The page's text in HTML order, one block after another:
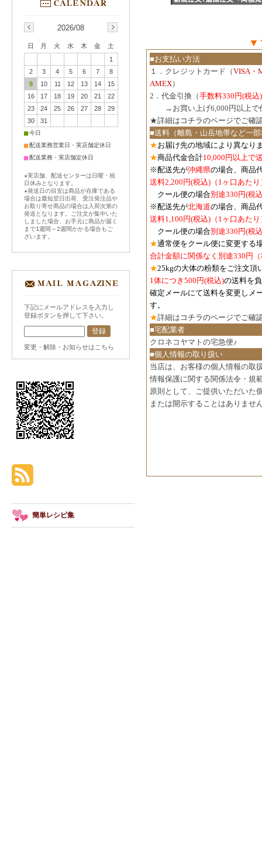
▼
■お支払い方法
１．クレジットカード（VISA・
AMEX）
2．代金引換（手数料330円(税込)
→お買い上げ6,000円以上で
★詳細は コチラのページでご確
■送料（離島・山岳地帯など一
★お届け先の地域により異なり
★商品代金合計10,000円以上で
※配送先が沖縄県の場合、商品
送料2,200円(税込)（1ヶ口あたり
クール便の場合別途330円(税
※配送先が北海道の場合、商品
送料1,100円(税込) （1ヶ口あた
クール便の場合別途330円(税
★通常便をクール便に変更する
合計金額に関係なく別途330円
★25kgの大体の粉類をご注文頂
1体につき500円(税込)の送料を
確定メールにて送料を変更しメ
す。
★詳細は コチラのページでご確
■宅配業者
クロネコヤマトの宅急便♪
■個人情報の取り扱い
当店は、お客様の個人情報の取
情報保護に関する関係法令・規
原則として、ご提供いただいた
または開示することはありませ
2026/08
日 月 火 水 木 金
土
1
2
3 4 5 6 7
8
9
10 11 12 13 14
15
16
17 18 19 20 21
22
23
24 25 26 27 28
29
30
31
■今日
■配送業務営業日・実店舗定休日
■配送業務・実店舗定休日
★実店舗、配送センターは日曜・祝
日休みとなります。
★発送日の目安は商品が在庫である
場合は最短翌日出荷、受注発注品や
お取り寄せ商品の場合は入荷次第の
発送となります。ご注文が集中いた
しました場合、お手元に商品が届く
まで1週間～2週間かかる場合もご
ざいます。
下記にメールアドレスを入力し
登録ボタンを押して下さい。
変更・解除・お知らせはこちら
簡単レシピ集